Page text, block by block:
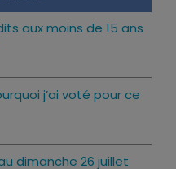
aux moins de 15 ans
j’ai voté pour ce